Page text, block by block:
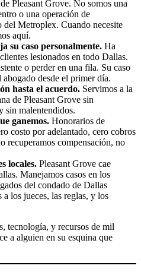
Pleasant Grove. No somos una
o una operación de
del Metroplex. Cuando necesite
aquí.
su caso personalmente. Ha
lesionados en todo Dallas.
o perder en una fila. Su caso
desde el primer día.
hasta el acuerdo. Servimos a la
de Pleasant Grove sin
sin malentendidos.
ganemos. Honorarios de
costo por adelantado, cero cobros
recuperamos compensación, no
locales. Pleasant Grove cae
Manejamos casos en los
del condado de Dallas
los jueces, las reglas, y los
tecnología, y recursos de mil
a alguien en su esquina que